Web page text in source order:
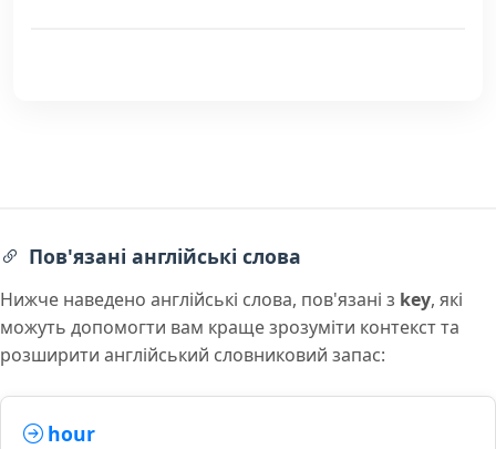
Пов'язані англійські слова
Нижче наведено англійські слова, пов'язані з key, які
можуть допомогти вам краще зрозуміти контекст та
розширити англійський словниковий запас:
hour